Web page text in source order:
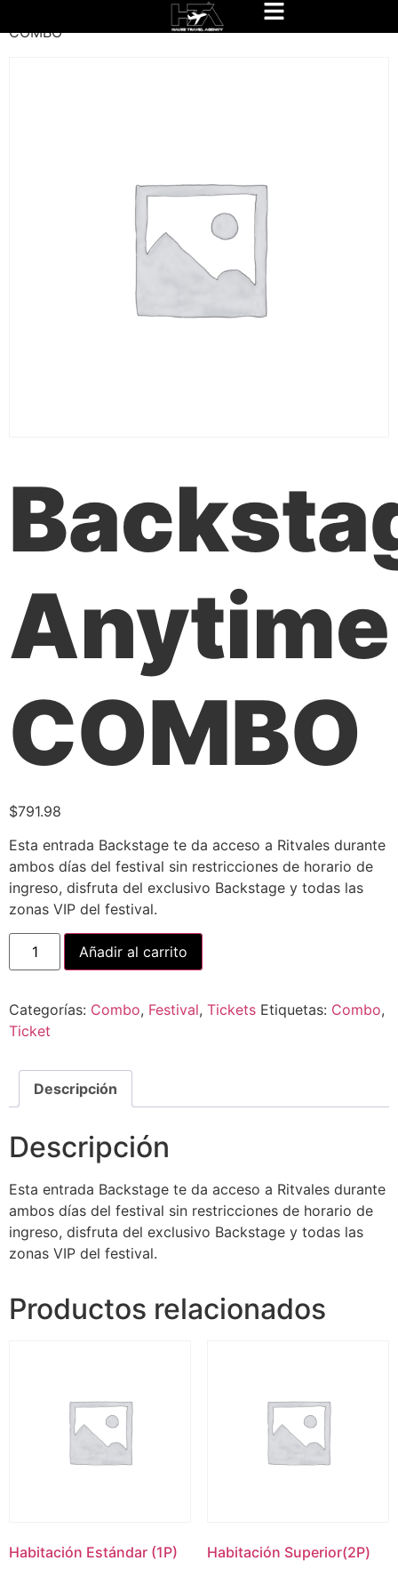
/Combo
/ Backstage Anytime
COMBO
Anytime
COMBO
$791.98
Esta entrada Backstage te da acceso a Ritvales durante
ambos días del festival sin restricciones de horario de
ingreso, disfruta del exclusivo Backstage y todas las
zonas VIP del festival.
Añadir al carrito
Categorías: Combo, Festival, Tickets Etiquetas: Combo,
Ticket
Descripción
Descripción
Esta entrada Backstage te da acceso a Ritvales durante
ambos días del festival sin restricciones de horario de
ingreso, disfruta del exclusivo Backstage y todas las
zonas VIP del festival.
Productos relacionados
Habitación Estándar (1P) Habitación Superior(2P)